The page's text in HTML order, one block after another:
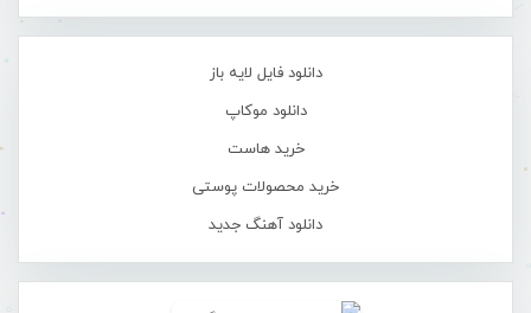
دانلود فایل لایه باز
دانلود موکاپ
خرید هاست
خرید محصولات پوستی
دانلود آهنگ جدید